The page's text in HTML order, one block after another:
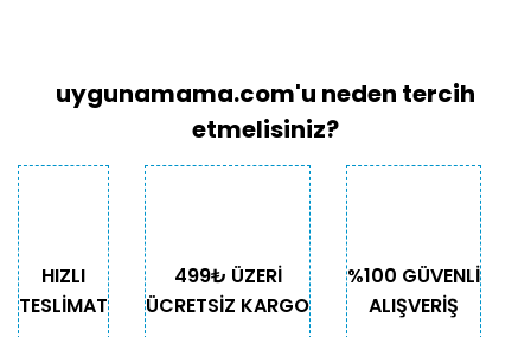
uygunamama.com'u neden tercih
etmelisiniz?
HIZLI
TESLİMAT
499₺ ÜZERİ
ÜCRETSİZ KARGO
%100 GÜVENLİ
ALIŞVERİŞ